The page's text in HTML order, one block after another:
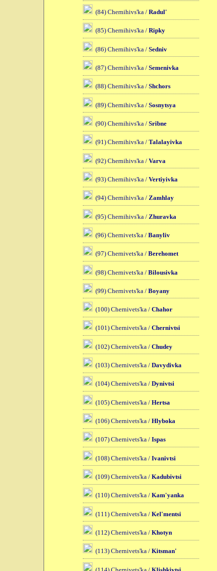
(84) Chernihivs'ka / Radul'
(85) Chernihivs'ka / Ripky
(86) Chernihivs'ka / Sedniv
(87) Chernihivs'ka / Semenivka
(88) Chernihivs'ka / Shchors
(89) Chernihivs'ka / Sosnytsya
(90) Chernihivs'ka / Sribne
(91) Chernihivs'ka / Talalayivka
(92) Chernihivs'ka / Varva
(93) Chernihivs'ka / Vertiyivka
(94) Chernihivs'ka / Zamhlay
(95) Chernihivs'ka / Zhuravka
(96) Chernivets'ka / Banyliv
(97) Chernivets'ka / Berehomet
(98) Chernivets'ka / Bilousivka
(99) Chernivets'ka / Boyany
(100) Chernivets'ka / Chahor
(101) Chernivets'ka / Chernivtsi
(102) Chernivets'ka / Chudey
(103) Chernivets'ka / Davydivka
(104) Chernivets'ka / Dynivtsi
(105) Chernivets'ka / Hertsa
(106) Chernivets'ka / Hlyboka
(107) Chernivets'ka / Ispas
(108) Chernivets'ka / Ivanivtsi
(109) Chernivets'ka / Kadubivtsi
(110) Chernivets'ka / Kam'yanka
(111) Chernivets'ka / Kel'mentsi
(112) Chernivets'ka / Khotyn
(113) Chernivets'ka / Kitsman'